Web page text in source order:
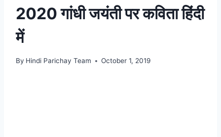
2020 गांधी जयंती पर कविता हिंदी
में
By Hindi Parichay Team October 1, 2019